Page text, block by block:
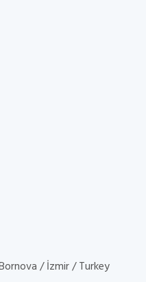
/ İzmir / Turkey